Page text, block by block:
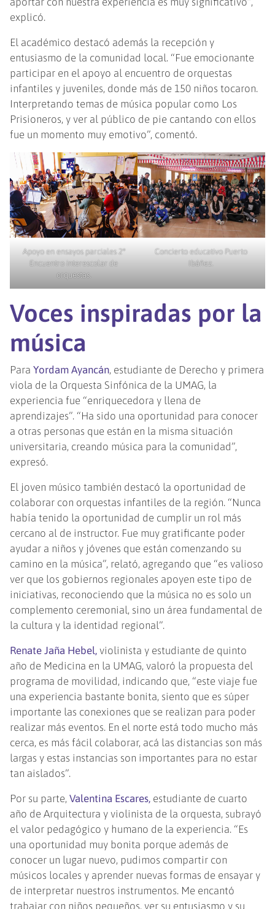
explicó.
El académico destacó además la recepción y
entusiasmo de la comunidad local. “Fue emocionante
participar en el apoyo al encuentro de orquestas
infantiles y juveniles, donde más de 150 niños tocaron.
Interpretando temas de música popular como Los
Prisioneros, y ver al público de pie cantando con ellos
fue un momento muy emotivo”, comentó.
Apoyo en ensayos parciales 2°
Encuentro interescolar de
orquestas.
Concierto educativo Puerto
Ibáñez.
Voces inspiradas por la
música
ParaYordam Ayancán, estudiante de Derecho y primera
viola de la Orquesta Sinfónica de la UMAG, la
experiencia fue “enriquecedora y llena de
aprendizajes”. “Ha sido una oportunidad para conocer
a otras personas que están en la misma situación
universitaria, creando música para la comunidad”,
expresó.
El joven músico también destacó la oportunidad de
colaborar con orquestas infantiles de la región. “Nunca
había tenido la oportunidad de cumplir un rol más
cercano al de instructor. Fue muy gratificante poder
ayudar a niños y jóvenes que están comenzando su
camino en la música”, relató, agregando que “es valioso
ver que los gobiernos regionales apoyen este tipo de
iniciativas, reconociendo que la música no es solo un
complemento ceremonial, sino un área fundamental de
la cultura y la identidad regional”.
Renate Jaña Hebel, violinista y estudiante de quinto
año de Medicina en la UMAG, valoró la propuesta del
programa de movilidad, indicando que, “este viaje fue
una experiencia bastante bonita, siento que es súper
importante las conexiones que se realizan para poder
realizar más eventos. En el norte está todo mucho más
cerca, es más fácil colaborar, acá las distancias son más
largas y estas instancias son importantes para no estar
tan aislados”.
Por su parte,Valentina Escares, estudiante de cuarto
año de Arquitectura y violinista de la orquesta, subrayó
el valor pedagógico y humano de la experiencia. “Es
una oportunidad muy bonita porque además de
conocer un lugar nuevo, pudimos compartir con
músicos locales y aprender nuevas formas de ensayar y
de interpretar nuestros instrumentos. Me encantó
trabajar con niños pequeños, ver su entusiasmo y su